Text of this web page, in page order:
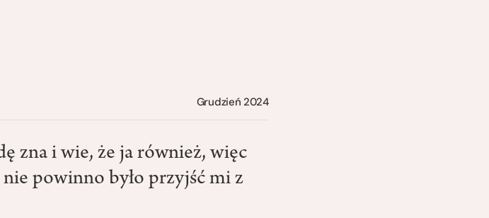
Grudzień 2024
zna i wie, że ja również, więc
nie powinno było przyjść mi z